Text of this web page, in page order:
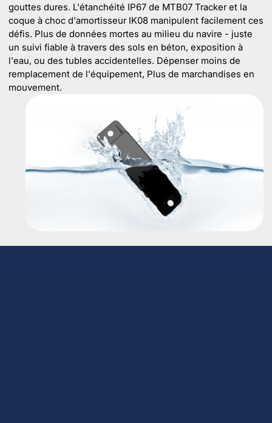
gouttes dures. L'étanchéité IP67 de MTB07 Tracker et la
coque à choc d'amortisseur IK08 manipulent facilement ces
défis. Plus de données mortes au milieu du navire - juste
un suivi fiable à travers des sols en béton, exposition à
l'eau, ou des tubles accidentelles. Dépenser moins de
remplacement de l'équipement, Plus de marchandises en
mouvement.